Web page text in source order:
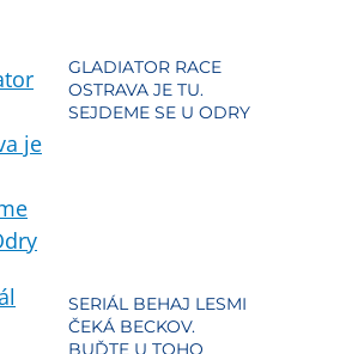
GLADIATOR RACE
OSTRAVA JE TU.
SEJDEME SE U ODRY
SERIÁL BEHAJ LESMI
ČEKÁ BECKOV.
BUĎTE U TOHO